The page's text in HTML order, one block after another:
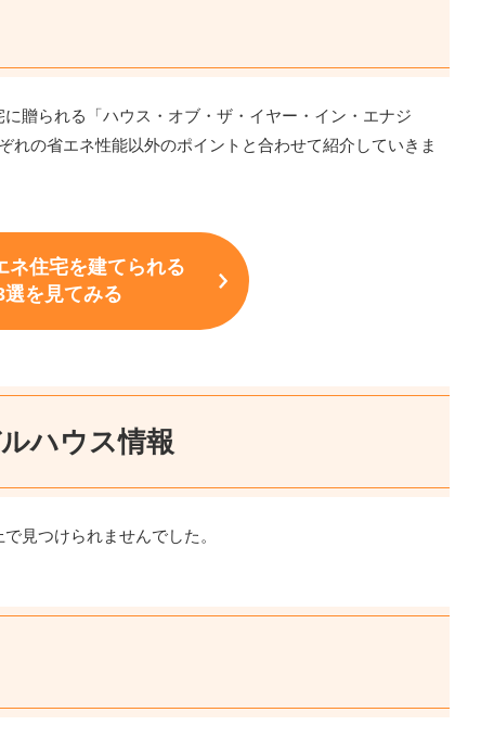
贈られる「ハウス・オブ・ザ・イヤー・イン・エナジ
の省エネ性能以外のポイントと合わせて紹介していきま
ネ住宅を建てられる
を見てみる
ハウス情報
見つけられませんでした。